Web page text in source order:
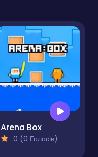
Arena Box
0 (0 Голосів)